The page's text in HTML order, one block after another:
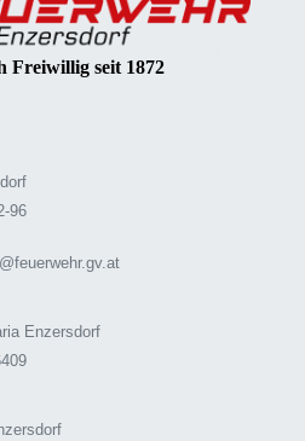
Freiwillig seit 1872
96
Enzersdorf